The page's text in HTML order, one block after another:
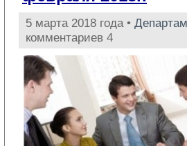
5 марта 2018 года •
комментариев 4